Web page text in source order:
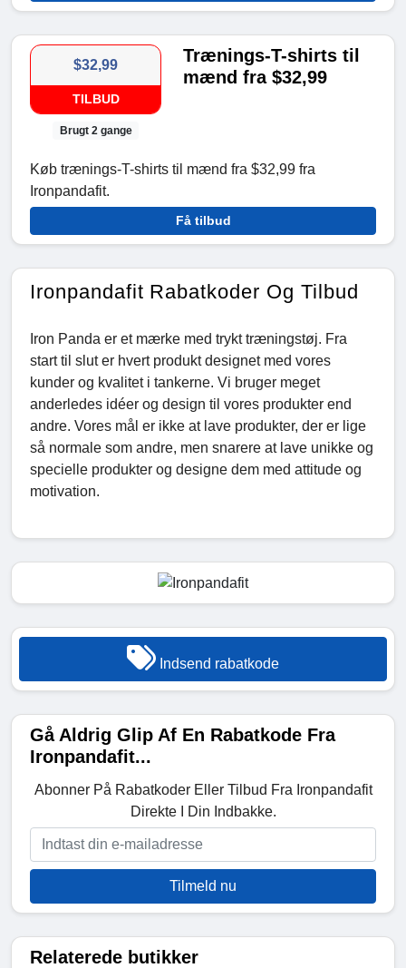
$32,99
TILBUD
Brugt 2 gange
Trænings-T-shirts til
mænd fra $32,99
Køb trænings-T-shirts til mænd fra $32,99 fra
Ironpandafit.
Få tilbud
Ironpandafit Rabatkoder Og Tilbud
Iron Panda er et mærke med trykt træningstøj. Fra
start til slut er hvert produkt designet med vores
kunder og kvalitet i tankerne. Vi bruger meget
anderledes idéer og design til vores produkter end
andre. Vores mål er ikke at lave produkter, der er lige
så normale som andre, men snarere at lave unikke og
specielle produkter og designe dem med attitude og
motivation.
Indsend rabatkode
Gå Aldrig Glip Af En Rabatkode Fra
Ironpandafit...
Abonner På Rabatkoder Eller Tilbud Fra Ironpandafit
Direkte I Din Indbakke.
Tilmeld nu
Relaterede butikker